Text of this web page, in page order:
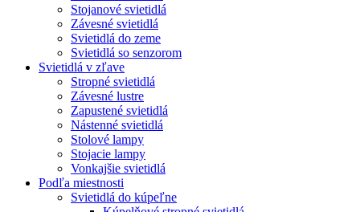
Stojanové svietidlá
Závesné svietidlá
Svietidlá do zeme
Svietidlá so senzorom
Svietidlá v zľave
Stropné svietidlá
Závesné lustre
Zapustené svietidlá
Nástenné svietidlá
Stolové lampy
Stojacie lampy
Vonkajšie svietidlá
Podľa miestnosti
Svietidlá do kúpeľne